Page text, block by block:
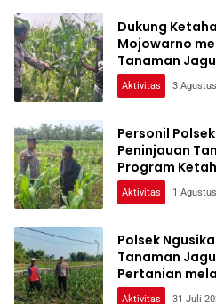
Dukung
Mojowarno
Tanaman
Aktivitas 3
Personil
Peninjauan
Program
Aktivitas 1
Polsek
Tanaman
Pertanian
Aktivitas 31 Juli